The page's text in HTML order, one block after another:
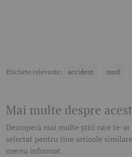
Etichete relevante: accident nord
Mai multe despre
Descoperă mai multe știri care te-
selectat pentru tine articole
mereu informat.